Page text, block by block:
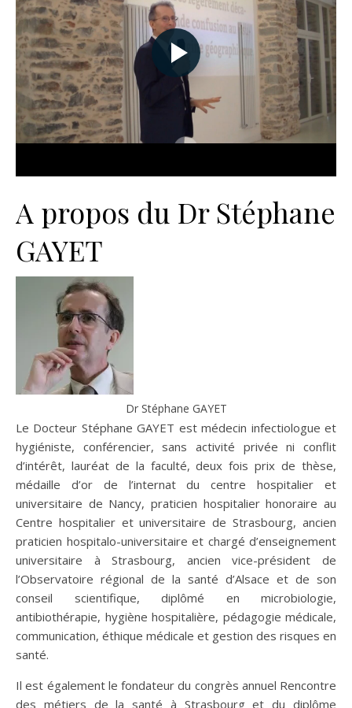
A propos du Dr Stéphane
GAYET
Dr Stéphane GAYET
Le Docteur Stéphane GAYET est médecin infectiologue et
hygiéniste, conférencier, sans activité privée ni conflit
d’intérêt, lauréat de la faculté, deux fois prix de thèse,
médaille d’or de l’internat du centre hospitalier et
universitaire de Nancy, praticien hospitalier honoraire au
Centre hospitalier et universitaire de Strasbourg, ancien
praticien hospitalo-universitaire et chargé d’enseignement
universitaire à Strasbourg, ancien vice-président de
l’Observatoire régional de la santé d’Alsace et de son
conseil scientifique, diplômé en microbiologie,
antibiothérapie, hygiène hospitalière, pédagogie médicale,
communication, éthique médicale et gestion des risques en
santé.
Il est également le fondateur du congrès annuel Rencontre
des métiers de la santé à Strasbourg et du diplôme